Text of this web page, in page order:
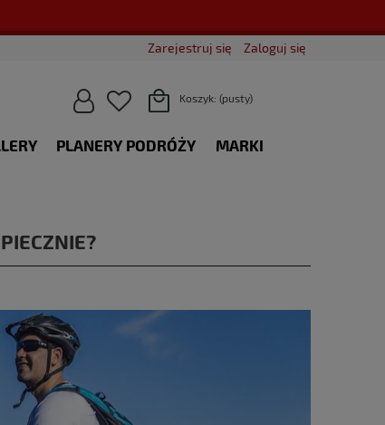
Zarejestruj się Zaloguj się
Koszyk: (pusty)
PLANERY PODRÓŻY MARKI